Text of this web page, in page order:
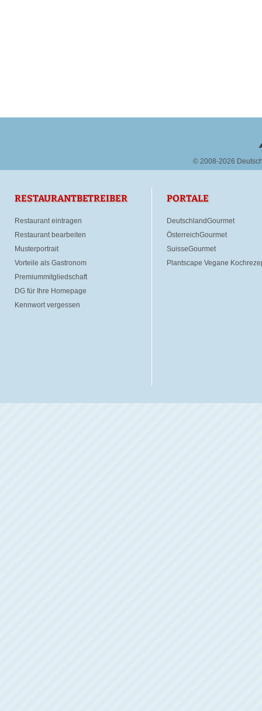
© 2008-2026
RESTAURANTBETREIBER
Restaurant eintragen
Restaurant bearbeiten
Musterportrait
Vorteile als Gastronom
Premiummitgliedschaft
DG für Ihre Homepage
Kennwort vergessen
PORTALE
DeutschlandGourmet
ÖsterreichGourmet
SuisseGourmet
Plantscape Vegane